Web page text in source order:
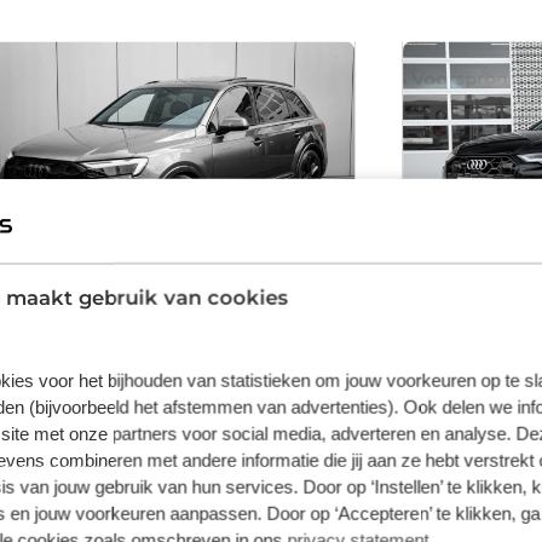
maakt gebruik van cookies
voor het bijhouden van statistieken om jouw voorkeuren op te
(bijvoorbeeld het afstemmen van advertenties). Ook delen we
met onze partners voor social media, adverteren en analyse.
combineren met andere informatie die jij aan ze hebt verstrekt
van jouw gebruik van hun services. Door op ‘Instellen’ te klikken,
jouw voorkeuren aanpassen. Door op ‘Accepteren’ te klikken,
valcona met S-logo | Panoramadak |
plus | Privacy glas |
km Automaat 2025 Benzine
Elektrisch
elektrisch inklapbaar • Dakrails •
S Line exterieur • Audio installatie premium •
digitaal instrumentenpaneel • WiFi
• Binnenspiegel automatisch
85.745
is inclusief BTW en BPM.
50 TFSI e
Automaat |
LED-
Bekleding
10 km
€
Prijs is inclusief